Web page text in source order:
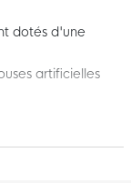
dotés d'une
artificielles
Hardground